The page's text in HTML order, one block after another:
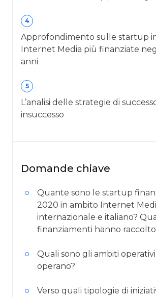
4
Approfondimento sulle startup
Internet Media più finanziate
anni
5
L’analisi delle strategie di
insuccesso
Domande chiave
Quante sono le startup
2020 in ambito Internet
internazionale e italiano?
finanziamenti hanno
Quali sono gli ambiti
operano?
Verso quali tipologie di